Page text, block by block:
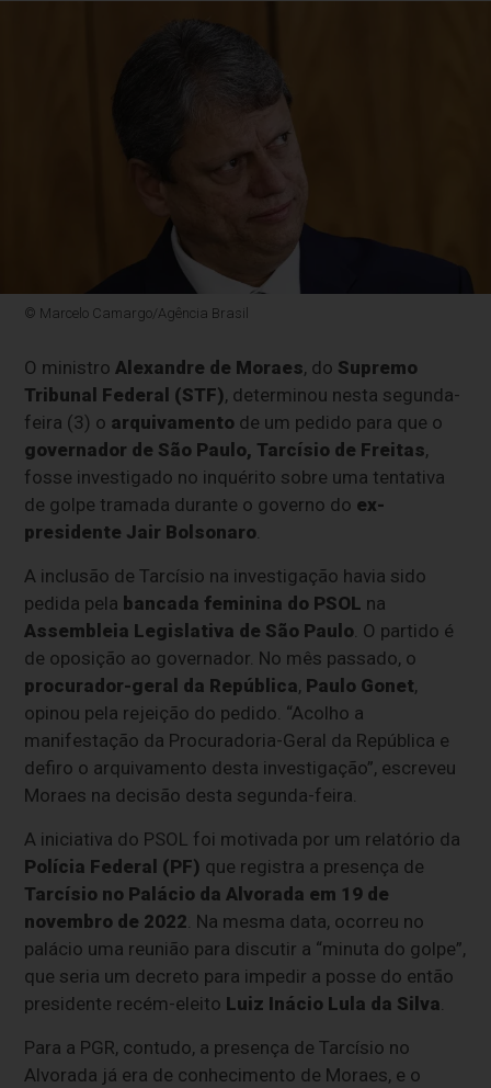
© Marcelo Camargo/Agência Brasil
O ministroAlexandre de Moraes, do Supremo
Tribunal Federal (STF), determinou nesta segunda-
feira (3) o arquivamento de um pedido para que o
governador de São Paulo, Tarcísio de Freitas,
fosse investigado no inquérito sobre uma tentativa
de golpe tramada durante o governo do ex-
presidente Jair Bolsonaro.
A inclusão de Tarcísio na investigação havia sido
pedida pela bancada feminina do PSOL na
Assembleia Legislativa de São Paulo. O partido é
de oposição ao governador. No mês passado, o
procurador-geral da República, Paulo Gonet,
opinou pela rejeição do pedido. “Acolho a
manifestação da Procuradoria-Geral da República e
defiro o arquivamento desta investigação”, escreveu
Moraes na decisão desta segunda-feira.
A iniciativa do PSOL foi motivada por um relatório da
Polícia Federal (PF) que registra a presença de
Tarcísio no Palácio da Alvorada em 19 de
novembro de 2022. Na mesma data, ocorreu no
palácio uma reunião para discutir a “minuta do golpe”,
que seria um decreto para impedir a posse do então
presidente recém-eleito Luiz Inácio Lula da Silva.
Para a PGR, contudo, a presença de Tarcísio no
Alvorada já era de conhecimento de Moraes, e o